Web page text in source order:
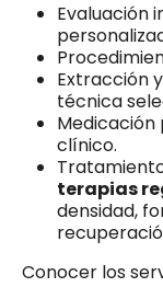
Evaluación
Extracción
técnica
clínico.
terapias
densidad,
Conocer los